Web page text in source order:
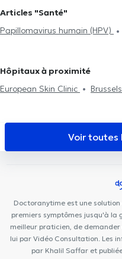
Gynécologues à Kraainem
Genèse
Gynécologues à
Prénatale
Test de fertilité
Endométriose
Sénologie -
Articles "Santé"
Papillomavirus humain (HPV)
Hôpitaux à proximité
European Skin Clinic
Mazi Medical
Brussels Skin Center -
Centre PsyCol
Voir toutes
Doctoranytime est une
premiers symptômes jusqu'à la
meilleur praticien, de
lui par Vidéo Consultation. Les
par Khalil Saffar et